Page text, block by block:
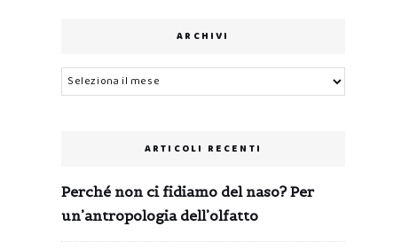
ARCHIVI
Archivi
ARTICOLI RECENTI
Perché non ci fidiamo del naso? Per
un’antropologia dell’olfatto